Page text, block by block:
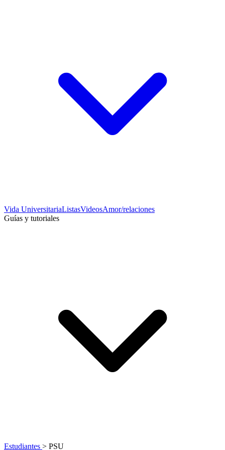
Vida UniversitariaListasVideosAmor/relaciones
Guías y tutoriales
Estudiantes > PSU